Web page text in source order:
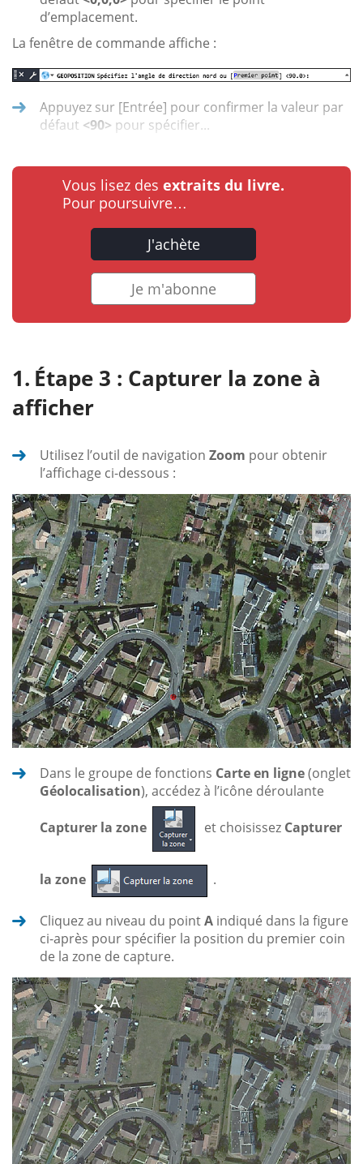
d’emplacement.
La fenêtre de commande affiche :
Appuyez sur [Entrée] pour confirmer la valeur par
défaut <90> pour spécifier...
Vous lisez des extraits du livre.
Pour poursuivre…
J'achète
Je m'abonne
Étape 3 : Capturer la zone à
afficher
Utilisez l’outil de navigation Zoom pour obtenir
l’affichage ci-dessous :
Dans le groupe de fonctions Carte en ligne(onglet
Géolocalisation), accédez à l’icône déroulante
Capturer la zone et choisissez Capturer
la zone .
Cliquez au niveau du pointA indiqué dans la figure
ci-après pour spécifier la position du premier coin
de la zone de capture.